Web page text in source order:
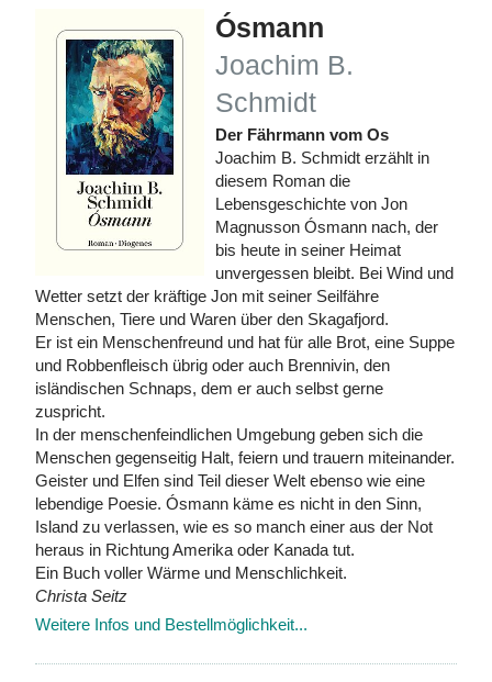
Ósmann
Joachim B.
Schmidt
Der Fährmann vom Os
Joachim B. Schmidt erzählt in
diesem Roman die
Lebensgeschichte von Jon
Magnusson Ósmann nach, der
bis heute in seiner Heimat
unvergessen bleibt. Bei Wind und
Wetter setzt der kräftige Jon mit seiner Seilfähre
Menschen, Tiere und Waren über den Skagafjord.
Er ist ein Menschenfreund und hat für alle Brot, eine Suppe
und Robbenfleisch übrig oder auch Brennivin, den
isländischen Schnaps, dem er auch selbst gerne
zuspricht.
In der menschenfeindlichen Umgebung geben sich die
Menschen gegenseitig Halt, feiern und trauern miteinander.
Geister und Elfen sind Teil dieser Welt ebenso wie eine
lebendige Poesie. Ósmann käme es nicht in den Sinn,
Island zu verlassen, wie es so manch einer aus der Not
heraus in Richtung Amerika oder Kanada tut.
Ein Buch voller Wärme und Menschlichkeit.
Christa Seitz
Weitere Infos und Bestellmöglichkeit...